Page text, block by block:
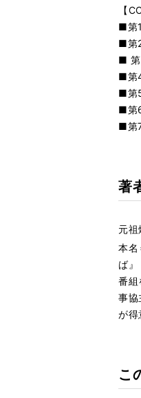
【
■第
■第
■
■第
■第
■第
■第
著
元祖
本名
ば
番組
事協
が得
こ